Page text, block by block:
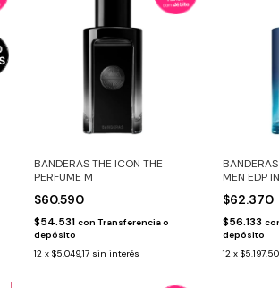
BANDERAS THE ICON THE
PERFUME M
$60.590
$54.531 con Transferencia o
depósito
12 x $5.049,17 sin interés
MEN EDP
$62.370
$56.133
depósito
12 x $5.197,50